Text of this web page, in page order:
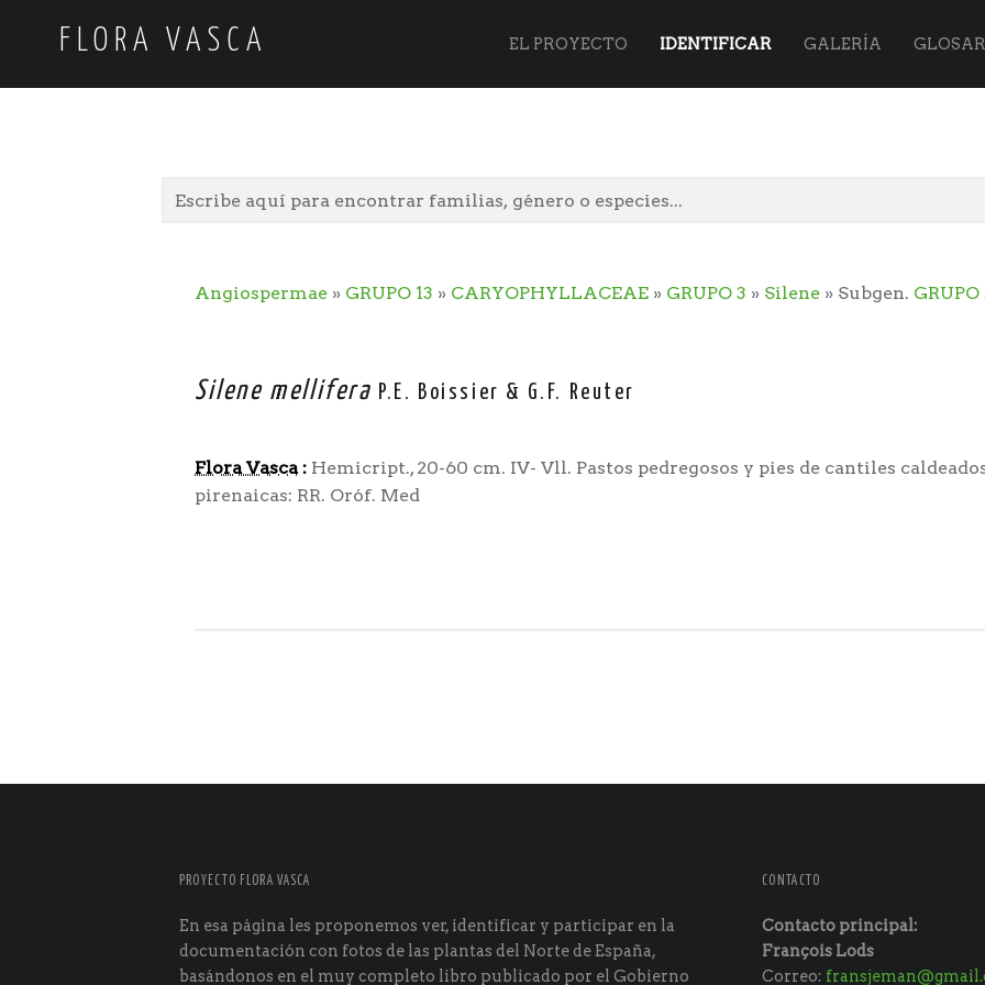
FLORA VASCA Flora
navigation
Skip
EL PROYECTO IDENTIFICAR GALERÍA
Angiospermae » GRUPO 13 » CARYOPHYLLACEAE » GRUPO 3 » Silene » Subgen. GRUPO
Silene mellifera P.E. Boissier & G.F. Reuter
Flora Vasca: Hemicript., 20-60 cm. IV- Vll. Pastos pedregosos y pies de cantiles
pirenaicas: RR. Oróf. Med
PROYECTO FLORA VASCA
En esa página les proponemos ver, identificar y participar en la
documentación con fotos de las plantas del Norte de España,
basándonos en el muy completo libro publicado por el Gobierno
CONTACTO
Contacto principal:
François Lods
Correo: